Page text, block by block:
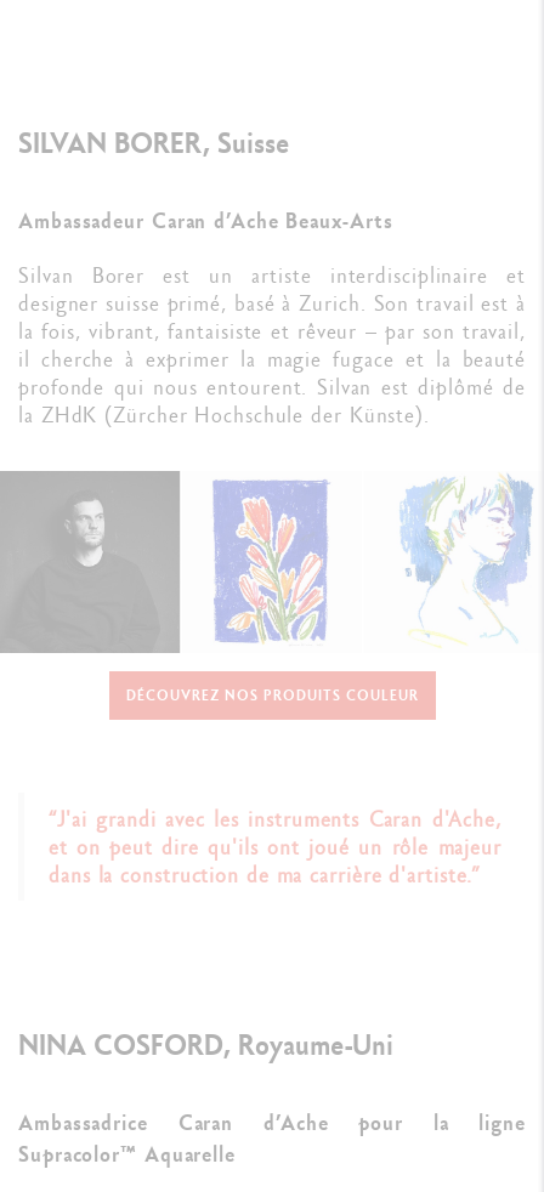
SILVAN BORER, Suisse
Ambassadeur Caran d’Ache Beaux-Arts
Silvan Borer est un artiste interdisciplinaire et
designer suisse primé, basé à Zurich. Son travail est à
la fois, vibrant, fantaisiste et rêveur – par son travail,
il cherche à exprimer la magie fugace et la beauté
profonde qui nous entourent. Silvan est diplômé de
la ZHdK (Zürcher Hochschule der Künste).
DÉCOUVREZ NOS PRODUITS COULEUR
“J'ai grandi avec les instruments Caran d'Ache,
et on peut dire qu'ils ont joué un rôle majeur
dans la construction de ma carrière d'artiste.”
NINA COSFORD, Royaume-Uni
Ambassadrice Caran d’Ache pour la ligne
Supracolor™ Aquarelle